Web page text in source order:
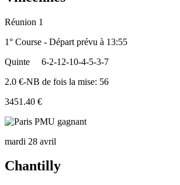
Réunion 1
1° Course - Départ prévu à 13:55
Quinte
6-2-12-10-4-5-3-7
2.0 €-NB de fois la mise: 56
3451.40 €
mardi 28 avril
Chantilly